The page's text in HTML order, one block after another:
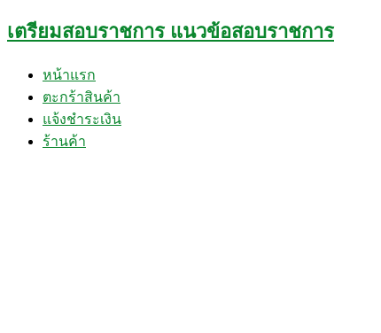
Skip
to
เตรียมสอบราชการ แนวข้อสอบราชการ
หน้าแรก
ตะกร้าสินค้า
แจ้งชำระเงิน
ร้านค้า